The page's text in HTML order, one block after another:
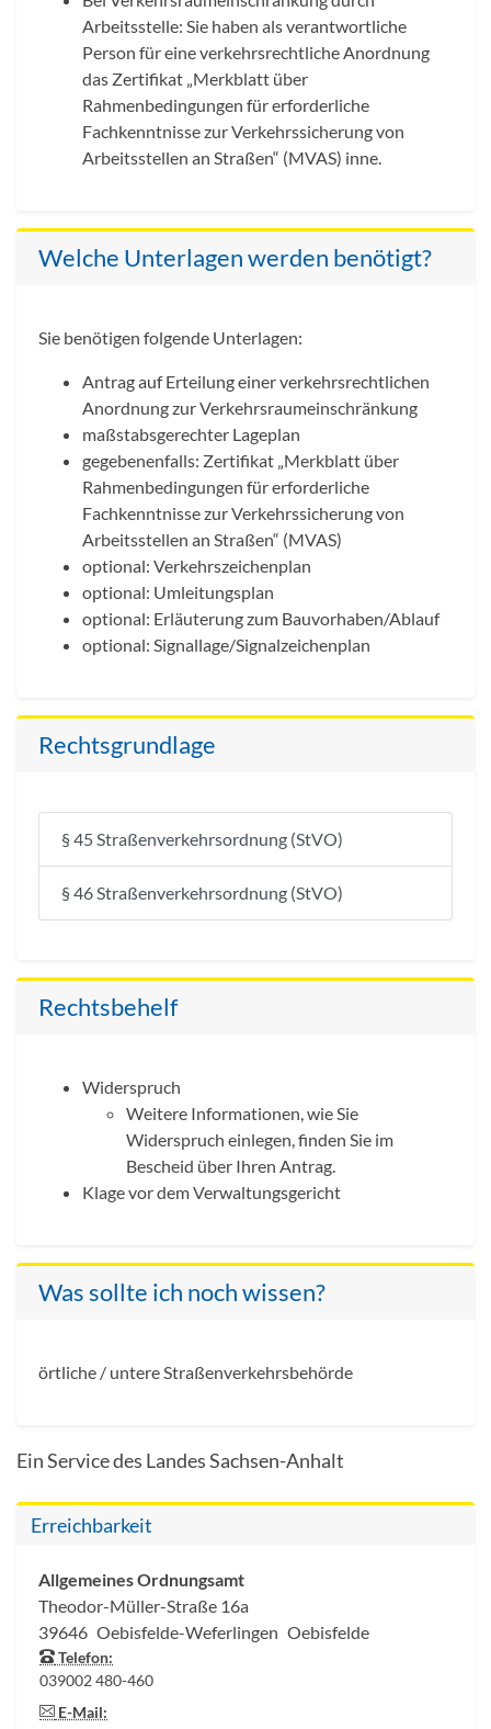
Arbeitsstelle: Sie haben als verantwortliche
Person für eine verkehrsrechtliche Anordnung
das Zertifikat „Merkblatt über
Rahmenbedingungen für erforderliche
Fachkenntnisse zur Verkehrssicherung von
Arbeitsstellen an Straßen“ (MVAS) inne.
Welche Unterlagen werden benötigt?
Sie benötigen folgende Unterlagen:
Antrag auf Erteilung einer verkehrsrechtlichen
Anordnung zur Verkehrsraumeinschränkung
maßstabsgerechter Lageplan
gegebenenfalls: Zertifikat „Merkblatt über
Rahmenbedingungen für erforderliche
Fachkenntnisse zur Verkehrssicherung von
Arbeitsstellen an Straßen“ (MVAS)
optional: Verkehrszeichenplan
optional: Umleitungsplan
optional: Erläuterung zum Bauvorhaben/Ablauf
optional: Signallage/Signalzeichenplan
Rechtsgrundlage
§ 45 Straßenverkehrsordnung (StVO)
§ 46 Straßenverkehrsordnung (StVO)
Rechtsbehelf
Widerspruch
Weitere Informationen, wie Sie
Widerspruch einlegen, finden Sie im
Bescheid über Ihren Antrag.
Klage vor dem Verwaltungsgericht
Was sollte ich noch wissen?
örtliche / untere Straßenverkehrsbehörde
Ein Service des Landes Sachsen-Anhalt
Erreichbarkeit
Allgemeines Ordnungsamt
Theodor-Müller-Straße 16a
39646 Oebisfelde-Weferlingen Oebisfelde
Telefon:
039002 480-460
E-Mail: